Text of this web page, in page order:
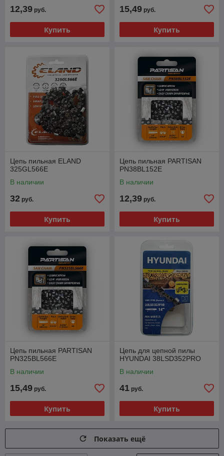
12,39 руб.
Купить
15,49 руб.
Купить
Цепь пильная ELAND
325GL566E
В наличии
32 руб.
Купить
Цепь пильная PARTISAN
PN38BL152E
В наличии
12,39 руб.
Купить
Цепь пильная PARTISAN
PN325BL566E
В наличии
15,49 руб.
Купить
Цепь для цепной пилы
HYUNDAI 38LSD352PRO
В наличии
41 руб.
Купить
Показать ещё